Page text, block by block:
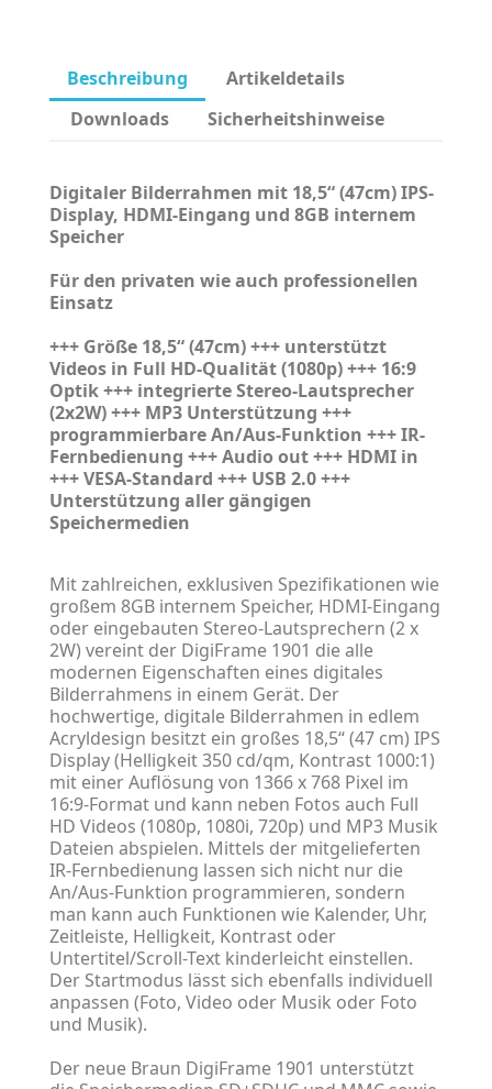
Beschreibung
Artikeldetails
Downloads
Sicherheitshinweise
Digitaler Bilderrahmen mit 18,5“ (47cm) IPS-
Display, HDMI-Eingang und 8GB internem
Speicher
Für den privaten wie auch professionellen
Einsatz
+++ Größe 18,5“ (47cm) +++ unterstützt
Videos in Full HD-Qualität (1080p) +++ 16:9
Optik +++ integrierte Stereo-Lautsprecher
(2x2W) +++ MP3 Unterstützung +++
programmierbare An/Aus-Funktion +++ IR-
Fernbedienung +++ Audio out +++ HDMI in
+++ VESA-Standard +++ USB 2.0 +++
Unterstützung aller gängigen
Speichermedien
Mit zahlreichen, exklusiven Spezifikationen wie
großem 8GB internem Speicher, HDMI-Eingang
oder eingebauten Stereo-Lautsprechern (2 x
2W) vereint der DigiFrame 1901 die alle
modernen Eigenschaften eines digitales
Bilderrahmens in einem Gerät. Der
hochwertige, digitale Bilderrahmen in edlem
Acryldesign besitzt ein großes 18,5“ (47 cm) IPS
Display (Helligkeit 350 cd/qm, Kontrast 1000:1)
mit einer Auflösung von 1366 x 768 Pixel im
16:9-Format und kann neben Fotos auch Full
HD Videos (1080p, 1080i, 720p) und MP3 Musik
Dateien abspielen. Mittels der mitgelieferten
IR-Fernbedienung lassen sich nicht nur die
An/Aus-Funktion programmieren, sondern
man kann auch Funktionen wie Kalender, Uhr,
Zeitleiste, Helligkeit, Kontrast oder
Untertitel/Scroll-Text kinderleicht einstellen.
Der Startmodus lässt sich ebenfalls individuell
anpassen (Foto, Video oder Musik oder Foto
und Musik).
Der neue Braun DigiFrame 1901 unterstützt